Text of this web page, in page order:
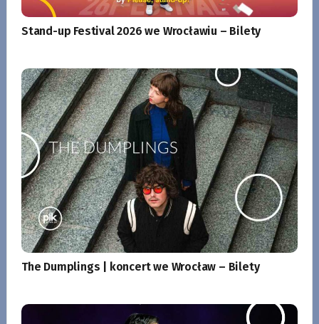
Stand-up Festival 2026 we Wrocławiu – Bilety
The Dumplings | koncert we Wrocław – Bilety